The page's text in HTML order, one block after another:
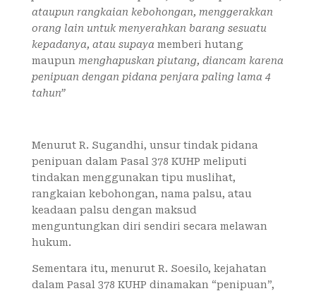
ataupun rangkaian kebohongan, menggerakkan
orang lain untuk menyerahkan barang sesuatu
kepadanya, atau supaya memberi hutang
maupun menghapuskan piutang, diancam karena
penipuan dengan pidana penjara paling lama 4
tahun”
Menurut R. Sugandhi, unsur tindak pidana
penipuan dalam Pasal 378 KUHP meliputi
tindakan menggunakan tipu muslihat,
rangkaian kebohongan, nama palsu, atau
keadaan palsu dengan maksud
menguntungkan diri sendiri secara melawan
hukum.
Sementara itu, menurut R. Soesilo, kejahatan
dalam Pasal 378 KUHP dinamakan “penipuan”,